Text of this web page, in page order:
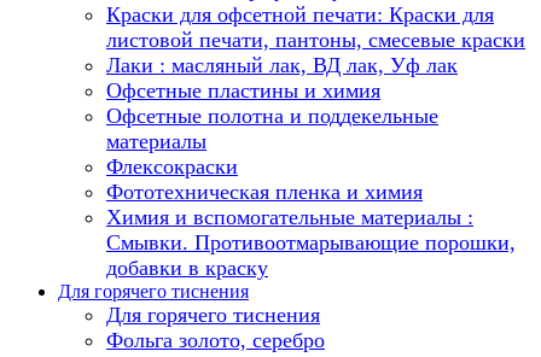
Краски для офсетной печати: Краски для
листовой печати, пантоны, смесевые краски
Лаки : масляный лак, ВД лак, Уф лак
Офсетные пластины и химия
Офсетные полотна и поддекельные
материалы
Флексокраски
Фототехническая пленка и химия
Химия и вспомогательные материалы :
Смывки. Противоотмарывающие порошки,
добавки в краску
Для горячего тиснения
Для горячего тиснения
Фольга золото, серебро